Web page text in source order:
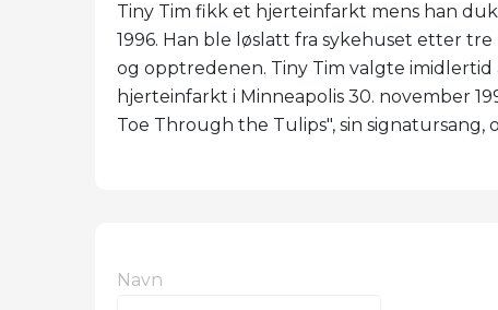
Tiny Tim fikk et hjerteinfarkt mens han
1996. Han ble løslatt fra sykehuset etter
og opptredenen. Tiny Tim valgte imidlertid
hjerteinfarkt i Minneapolis 30. november
Toe Through the Tulips", sin signatursang,
Navn